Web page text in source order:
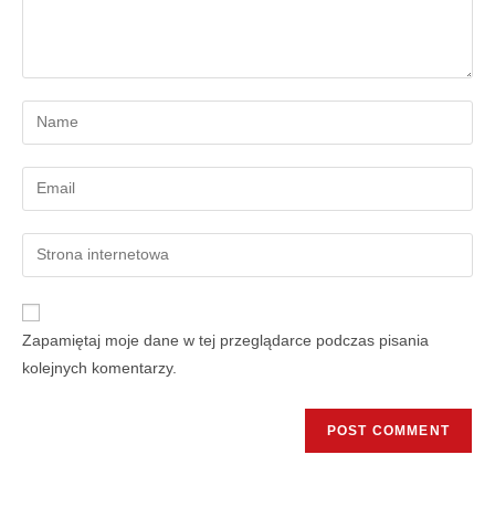
Zapamiętaj moje dane w tej przeglądarce podczas pisania
kolejnych komentarzy.